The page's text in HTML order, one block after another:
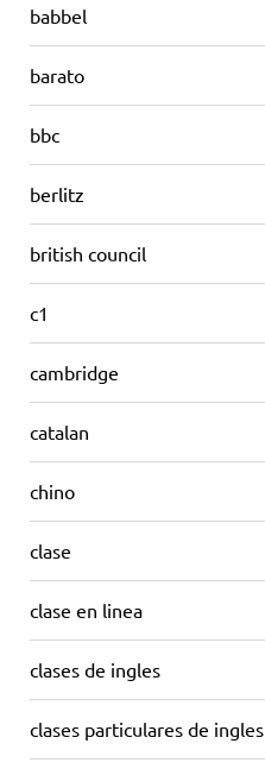
babbel
barato
bbc
berlitz
british council
c1
cambridge
catalan
chino
clase
clase en linea
clases de ingles
clases particulares de ingles